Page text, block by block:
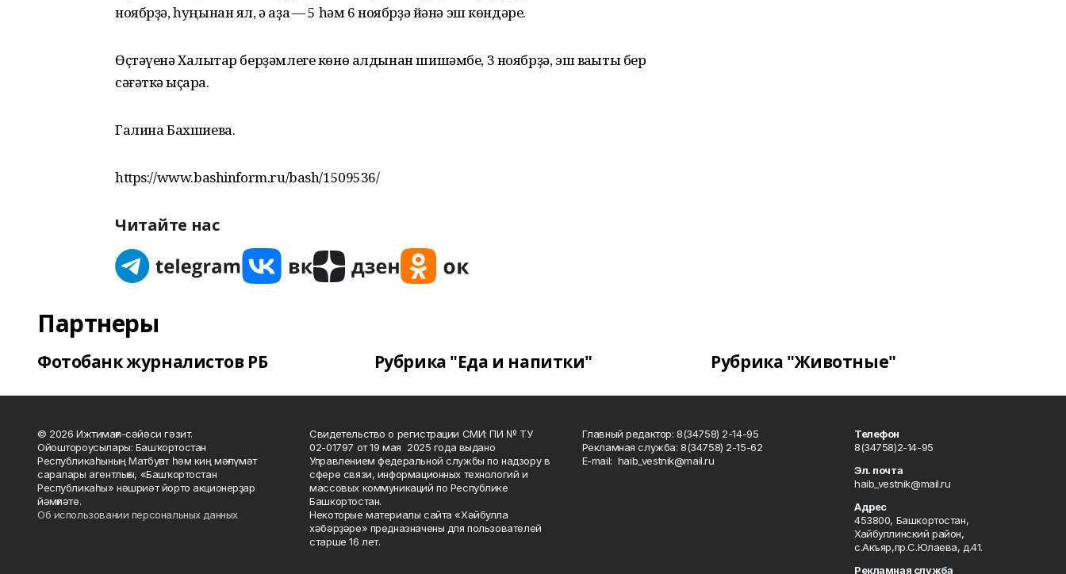
ноябрҙә, һуңынан ял, ә аҙаҡ — 5 һәм 6 ноябрҙә йәнә эш көндәре.
Өҫтәүенә Халыҡтар берҙәмлеге көнө алдынан шишәмбе, 3 ноябрҙә, эш ваҡыты бер
сәғәткә ҡыҫҡара.
Галина Бахшиева.
https://www.bashinform.ru/bash/1509536/
Читайте нас
Партнеры
Фотобанк журналистов РБ Рубрика "Еда и напитки" Рубрика "Животные"
© 2026 Ижтимағи-сәйәси гәзит.
Ойоштороусылары: Башҡортостан
Республикаһының Матбуғат һәм киң мәғлүмәт
саралары агентлығы, «Башҡортостан
Республикаһы» нәшриәт йорто акционерҙар
йәмғиәте.
Об использовании персональных данных
Свидетельство о регистрации СМИ: ПИ № ТУ
02-01797 от 19 мая 2025 года выдано
Управлением федеральной службы по надзору в
сфере связи, информационных технологий и
массовых коммуникаций по Республике
Башкортостан.
Некоторые материалы сайта «Хәйбулла
хәбәрҙәре» предназначены для пользователей
старше 16 лет.
Главный редактор: 8(34758) 2-14-95
Рекламная служба: 8(34758) 2-15-62
Е-mаil: haib_vestnik@mail.ru
Телефон
8(34758)2-14-95
Эл. почта
haib_vestnik@mail.ru
Адрес
453800, Башкортостан,
Хайбуллинский район,
с.Акъяр,пр.С.Юлаева, д.41.
Рекламная служба